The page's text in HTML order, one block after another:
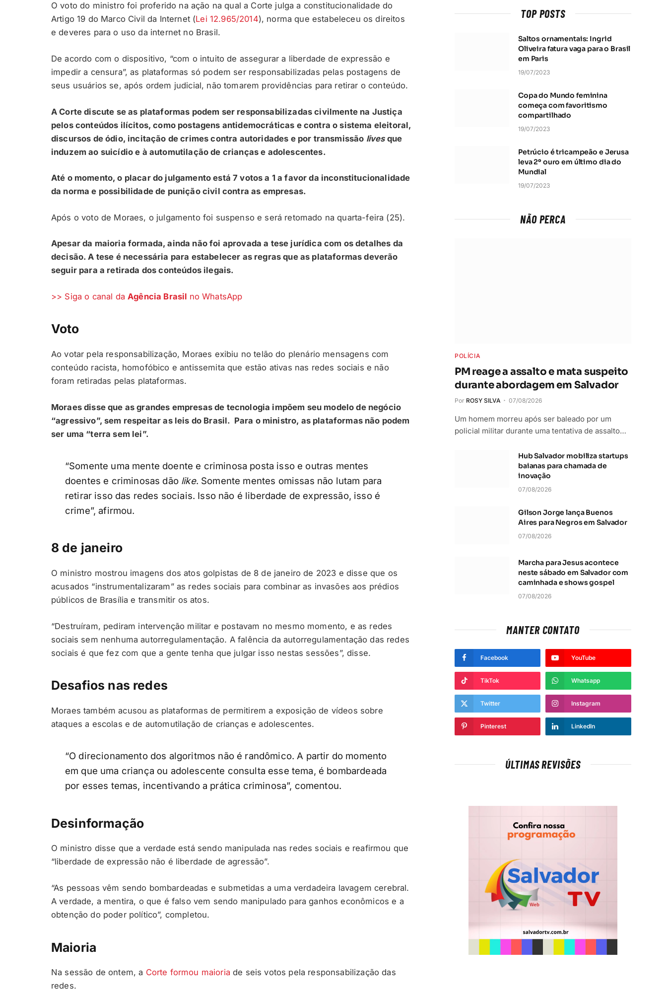
O voto do ministro foi proferido na ação na qual a Corte julga a constitucionalidade do
Artigo 19 do Marco Civil da Internet (Lei 12.965/2014), norma que estabeleceu os direitos
e deveres para o uso da internet no Brasil.
De acordo com o dispositivo, “com o intuito de assegurar a liberdade de expressão e
impedir a censura”, as plataformas só podem ser responsabilizadas pelas postagens de
seus usuários se, após ordem judicial, não tomarem providências para retirar o conteúdo.
A Corte discute se as plataformas podem ser responsabilizadas civilmente na Justiça
pelos conteúdos ilícitos, como postagens antidemocráticas e contra o sistema eleitoral,
discursos de ódio, incitação de crimes contra autoridades e por transmissão livesque
induzem ao suicídio e à automutilação de crianças e adolescentes.
Até o momento, o placar do julgamento está 7 votos a 1 a favor da inconstitucionalidade
da norma e possibilidade de punição civil contra as empresas.
Após o voto de Moraes, o julgamento foi suspenso e será retomado na quarta-feira (25).
Apesar da maioria formada, ainda não foi aprovada a tese jurídica com os detalhes da
decisão. A tese é necessária para estabelecer as regras que as plataformas deverão
seguir para a retirada dos conteúdos ilegais.
>> Siga o canal da Agência Brasil no WhatsApp
Voto
Ao votar pela responsabilização, Moraes exibiu no telão do plenário mensagens com
conteúdo racista, homofóbico e antissemita que estão ativas nas redes sociais e não
foram retiradas pelas plataformas.
Moraes disse que as grandes empresas de tecnologia impõem seu modelo de negócio
“agressivo”, sem respeitar as leis do Brasil. Para o ministro, as plataformas não podem
ser uma “terra sem lei”.
“Somente uma mente doente e criminosa posta isso e outras mentes
doentes e criminosas dão like. Somente mentes omissas não lutam para
retirar isso das redes sociais. Isso não é liberdade de expressão, isso é
crime”, afirmou.
8 de janeiro
O ministro mostrou imagens dos atos golpistas de 8 de janeiro de 2023 e disse que os
acusados “instrumentalizaram” as redes sociais para combinar as invasões aos prédios
públicos de Brasília e transmitir os atos.
“Destruíram, pediram intervenção militar e postavam no mesmo momento, e as redes
sociais sem nenhuma autorregulamentação. A falência da autorregulamentação das redes
sociais é que fez com que a gente tenha que julgar isso nestas sessões”, disse.
Desafios nas redes
Moraes também acusou as plataformas de permitirem a exposição de vídeos sobre
ataques a escolas e de automutilação de crianças e adolescentes.
“O direcionamento dos algoritmos não é randômico. A partir do momento
em que uma criança ou adolescente consulta esse tema, é bombardeada
por esses temas, incentivando a prática criminosa”, comentou.
Desinformação
O ministro disse que a verdade está sendo manipulada nas redes sociais e reafirmou que
“liberdade de expressão não é liberdade de agressão”.
“As pessoas vêm sendo bombardeadas e submetidas a uma verdadeira lavagem cerebral.
A verdade, a mentira, o que é falso vem sendo manipulado para ganhos econômicos e a
obtenção do poder político”, completou.
Maioria
Na sessão de ontem, a Corte formou maioria de seis votos pela responsabilização das
redes.
TOP POSTS
Saltos ornamentais: Ingrid
Oliveira fatura vaga para o Brasil
em Paris
19/07/2023
Copa do Mundo feminina
começa com favoritismo
compartilhado
19/07/2023
Petrúcio é tricampeão e Jerusa
leva 2º ouro em último dia do
Mundial
19/07/2023
NÃO PERCA
POLÍCIA
PM reage a assalto e mata suspeito
durante abordagem em Salvador
Por ROSY SILVA 07/08/2026
Um homem morreu após ser baleado por um
policial militar durante uma tentativa de assalto…
Hub Salvador mobiliza startups
baianas para chamada de
inovação
07/08/2026
Gilson Jorge lança Buenos
Aires para Negros em Salvador
07/08/2026
Marcha para Jesus acontece
neste sábado em Salvador com
caminhada e shows gospel
07/08/2026
MANTER CONTATO
Facebook YouTube
TikTok Whatsapp
Twitter Instagram
Pinterest LinkedIn
ÚLTIMAS REVISÕES